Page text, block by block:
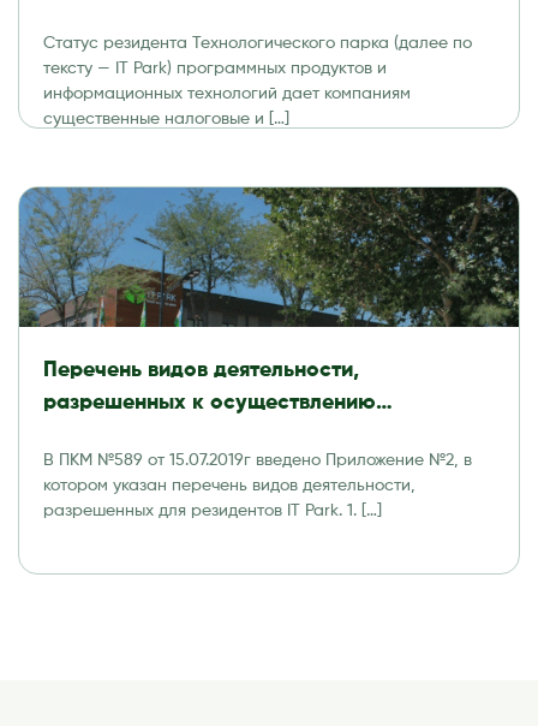
Статус резидента Технологического парка (далее по
тексту — IT Park) программных продуктов и
информационных технологий дает компаниям
существенные налоговые и […]
Перечень видов деятельности,
разрешенных к осуществлению
программных продуктов и
информационных технологий (IT Park)
В ПКМ №589 от 15.07.2019г введено Приложение №2, в
котором указан перечень видов деятельности,
разрешенных для резидентов IT Park. 1. […]